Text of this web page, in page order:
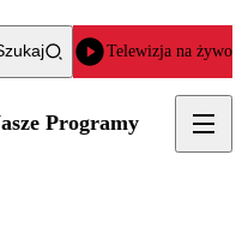
Telewizja na żywo
Programy